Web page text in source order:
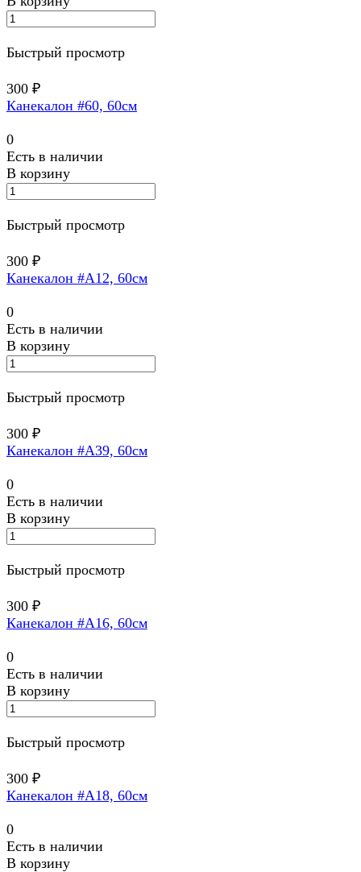
Быстрый просмотр
300 ₽
Канекалон #60, 60см
0
Есть в наличии
В корзину
Быстрый просмотр
300 ₽
Канекалон #A12, 60см
0
Есть в наличии
В корзину
Быстрый просмотр
300 ₽
Канекалон #A39, 60см
0
Есть в наличии
В корзину
Быстрый просмотр
300 ₽
Канекалон #A16, 60см
0
Есть в наличии
В корзину
Быстрый просмотр
300 ₽
Канекалон #A18, 60см
0
Есть в наличии
В корзину